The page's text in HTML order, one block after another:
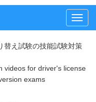
メ
ュ
替え試験の技能試験対策
videos for driver's license
exams